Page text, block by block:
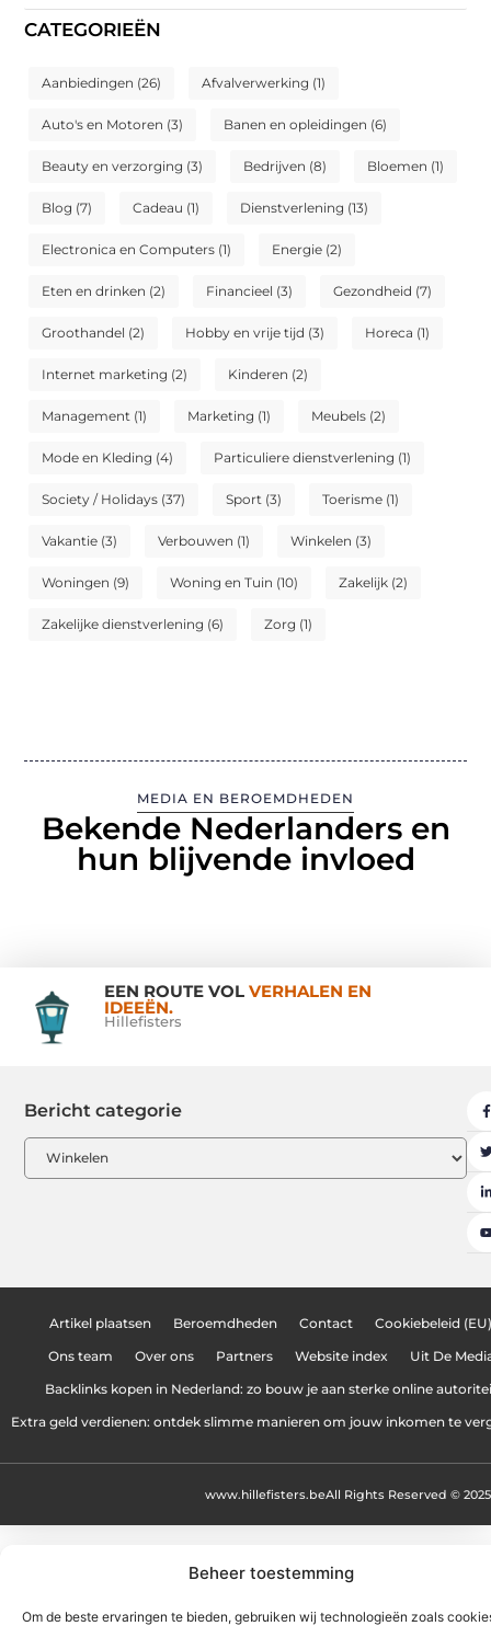
Beheer toestemming
Om de beste ervaringen te bieden, gebruiken wij technologieën zoals
CATEGORIEËN
Aanbiedingen (26) Afvalverwerking (1)
Auto's en Motoren (3) Banen en opleidingen (6)
Beauty en verzorging (3) Bedrijven (8) Bloemen (1)
Blog (7) Cadeau (1) Dienstverlening (13)
Electronica en Computers (1) Energie (2)
Eten en drinken (2) Financieel (3) Gezondheid (7)
Groothandel (2) Hobby en vrije tijd (3) Horeca (1)
Internet marketing (2) Kinderen (2)
Management (1) Marketing (1) Meubels (2)
Mode en Kleding (4) Particuliere dienstverlening (1)
Society / Holidays (37) Sport (3) Toerisme (1)
Vakantie (3) Verbouwen (1) Winkelen (3)
Woningen (9) Woning en Tuin (10) Zakelijk (2)
Zakelijke dienstverlening (6) Zorg (1)
MEDIA EN BEROEMDHEDEN
Bekende Nederlanders en
hun blijvende invloed
EEN ROUTE VOL VERHALEN EN
IDEEËN.
Hillefisters
Bericht categorie
Artikel plaatsen Beroemdheden Contact Cookiebeleid (EU)
Ons team Over ons Partners Website index Uit De
Backlinks kopen in Nederland: zo bouw je aan sterke online
Extra geld verdienen: ontdek slimme manieren om jouw inkomen te
All Rights Reserved © 2025
www.hillefisters.be